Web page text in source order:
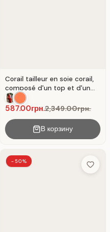
Corail tailleur en soie corail,
composé d'un top et d'un
pantalon large.
587.00грн.2,349.00грн.
В корзину
List
-50%
Add to